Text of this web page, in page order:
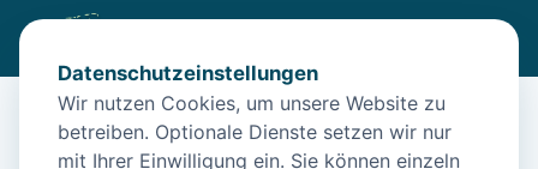
/Unterkünfte /Norden/Nordstern (5/1) für 4 Pers. – Norden
Datenschutzeinstellungen
Wir nutzen Cookies, um unsere Website zu
betreiben. Optionale Dienste setzen wir nur
mit Ihrer Einwilligung ein. Sie können einzeln